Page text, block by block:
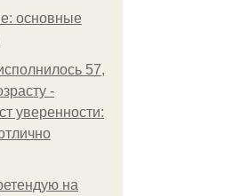
основные
57,
-
уверенности:
на